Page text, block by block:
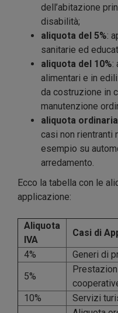
dell’abitazione
disabilità;
aliquota del 5%:
sanitarie ed
aliquota del 10%:
alimentari e in
da costruzione in
manutenzione
aliquota
casi non rientranti
esempio su
arredamento.
Ecco la tabella con le
applicazione:
Aliquota
IVA
Casi di
4%
Generi di
5%
10%
Servizi